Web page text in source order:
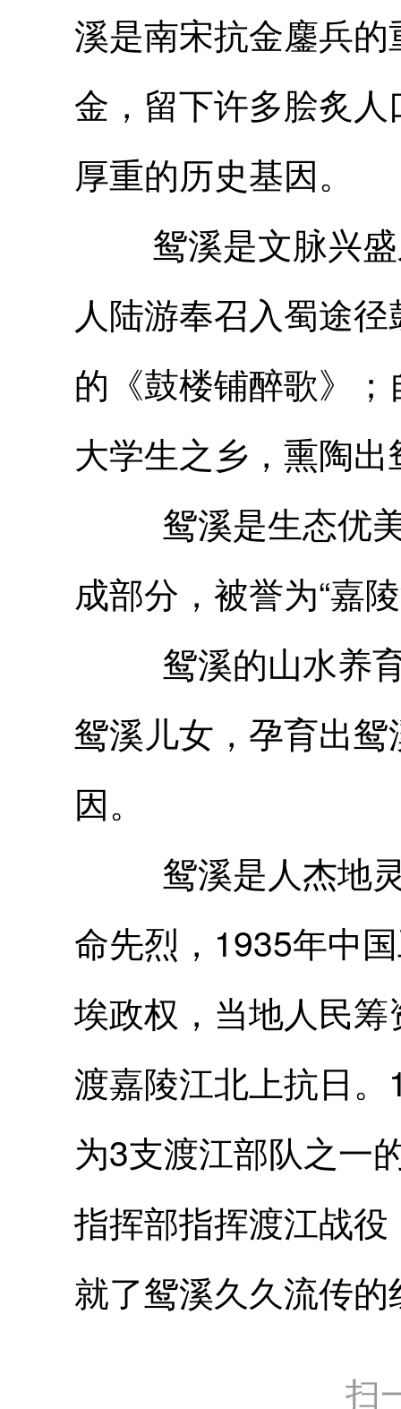
溪是南宋抗金鏖兵
金，留下许多脍炙
厚重的历史基因。
鸳溪是文脉兴盛
人陆游奉召入蜀途
的《鼓楼铺醉歌》
大学生之乡，熏陶
鸳溪是生态优美
成部分，被誉为“嘉
鸳溪的山水养育
鸳溪儿女，孕育出
因。
鸳溪是人杰地灵
命先烈，1935年中
埃政权，当地人民
渡嘉陵江北上抗日
为3支渡江部队之一
指挥部指挥渡江战
就了鸳溪久久流传
扫